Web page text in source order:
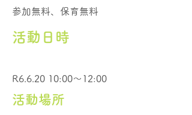
参加無料、保育無料
活動日時
R6.6.20 10:00～12:00
活動場所